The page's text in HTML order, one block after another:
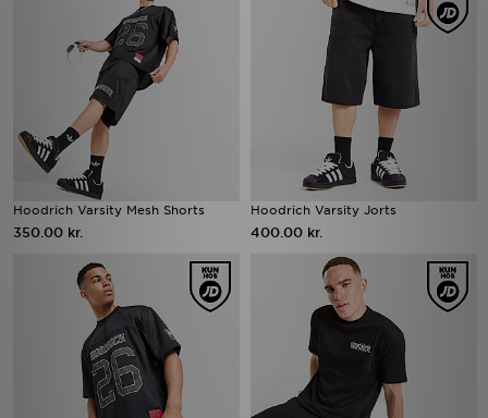
Hoodrich Varsity Mesh Shorts
350.00 kr.
Hoodrich Varsity Jorts
400.00 kr.